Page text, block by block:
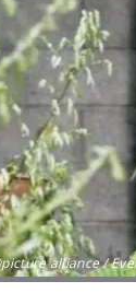
alliance /